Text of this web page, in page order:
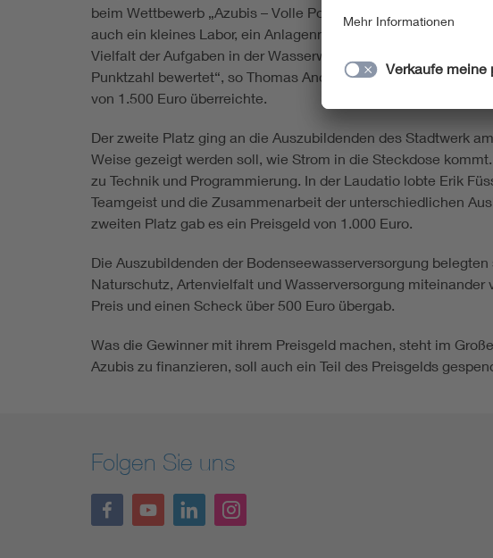
beim Wettbewerb „Azubis – Volle Power!“ mit einem ersten
auch ein kleines Labor, ein Anlagenmodell, das vereinfacht
Vielfalt der Aufgaben in der Wasserwirtschaft zeigt, sondern
Punktzahl bewertet“, so Thomas Anders vom DVGW, der
von 1.500 Euro überreichte.
Der zweite Platz ging an die Auszubildenden des Stadtwerk
Weise gezeigt werden soll, wie Strom in die Steckdose
zu Technik und Programmierung. In der Laudatio lobte Erik
Teamgeist und die Zusammenarbeit der unterschiedlichen
zweiten Platz gab es ein Preisgeld von 1.000 Euro.
Die Auszubildenden der Bodenseewasserversorgung
Naturschutz, Artenvielfalt und Wasserversorgung
Preis und einen Scheck über 500 Euro übergab.
Was die Gewinner mit ihrem Preisgeld machen, steht im
Azubis zu finanzieren, soll auch ein Teil des Preisgelds
Folgen Sie uns